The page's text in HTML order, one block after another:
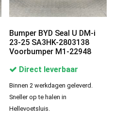
Bumper BYD Seal U DM-i
23-25 SA3HK-2803138
Voorbumper M1-22948
Direct leverbaar
Binnen 2 werkdagen geleverd.
Sneller op te halen in
Hellevoetsluis.